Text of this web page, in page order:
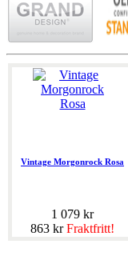
Vintage Morgonrock Rosa
1 079 kr
863 krFraktfritt!